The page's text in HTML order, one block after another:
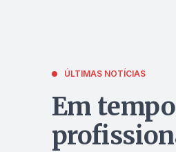
ÚLTIMAS NOTÍCIAS
Em